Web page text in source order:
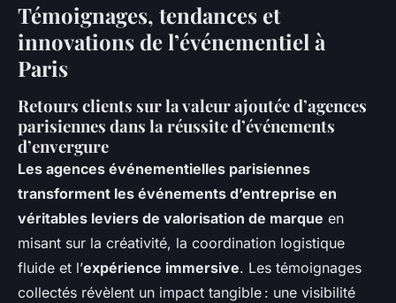
Témoignages, tendances et
innovations de l’événementiel à
Paris
Retours clients sur la valeur ajoutée d’agences
parisiennes dans la réussite d’événements
d’envergure
Les agences événementielles parisiennes
transforment les événements d’entreprise en
véritables leviers de valorisation de marque en
misant sur la créativité, la coordination logistique
fluide et l’expérience immersive. Les témoignages
collectés révèlent un impact tangible : une visibilité